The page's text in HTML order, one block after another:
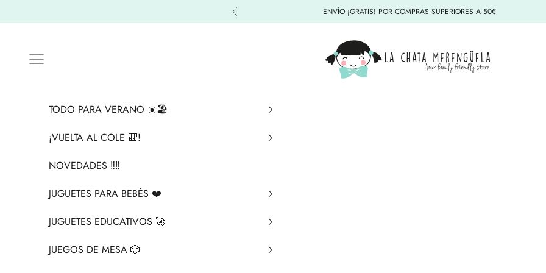
Anterior ENVÍO ¡GRATIS! POR COMPRAS SUPERIORES A 50€
La Chata Merengüela
Menú
TODO PARA VERANO ☀️🏖️
¡VUELTA AL COLE 🎒!
NOVEDADES ‼️​‼️​
JUGUETES PARA BEBÉS ❤️​
JUGUETES EDUCATIVOS 🚀
JUEGOS DE MESA 🎲